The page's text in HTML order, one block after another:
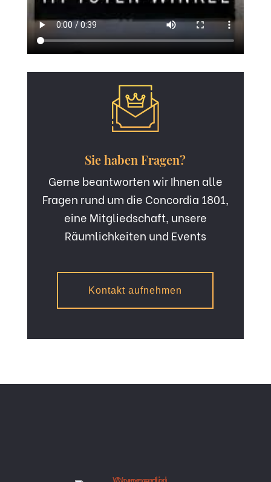
Sie haben Fragen?
Gerne beantworten wir Ihnen alle
Fragen rund um die Concordia 1801,
eine Mitgliedschaft, unsere
Räumlichkeiten und Events
Kontakt aufnehmen